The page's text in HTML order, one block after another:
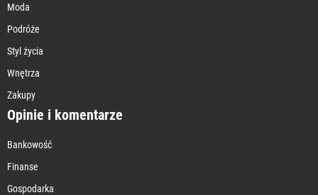
Moda
Podróże
Styl życia
Wnętrza
Zakupy
Opinie i komentarze
Bankowość
Finanse
Gospodarka